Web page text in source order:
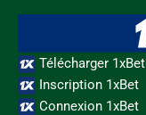
Télécharger 1xBet
Inscription 1xBet
Connexion 1xBet